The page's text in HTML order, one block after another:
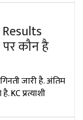
कौन है
जारी है. अंतिम
प्रत्याशी